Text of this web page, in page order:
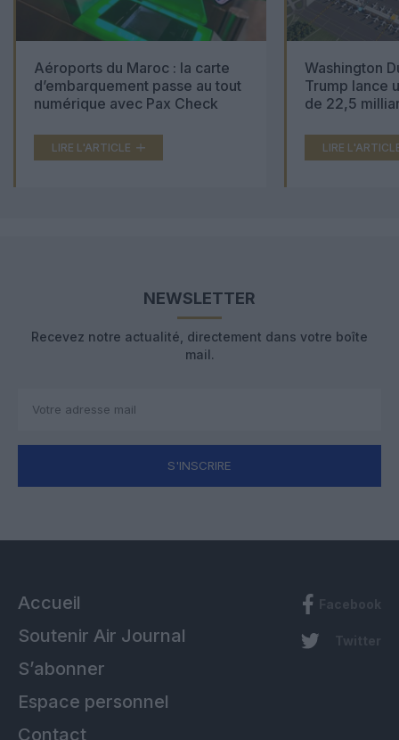
Aéroports du Maroc : la carte
d’embarquement passe au tout
numérique avec Pax Check
LIRE L'ARTICLE
Washington
Trump lance
de 22,5
LIRE
NEWSLETTER
Recevez notre actualité, directement dans votre boîte
mail.
S'INSCRIRE
Accueil
Soutenir Air Journal
S’abonner
Espace personnel
Contact